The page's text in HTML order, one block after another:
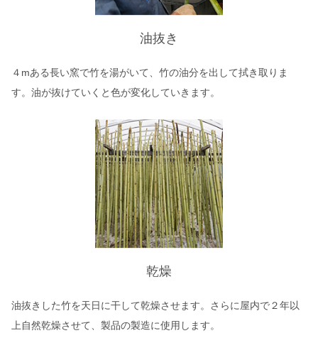
油抜き
４mある長い窯で竹を湯がいて、竹の油分を出して拭き取りま
す。油が抜けていくと色が変化していきます。
乾燥
油抜きした竹を天日に干して乾燥させます。さらに屋内で２年以
上自然乾燥させて、製品の製造に使用します。